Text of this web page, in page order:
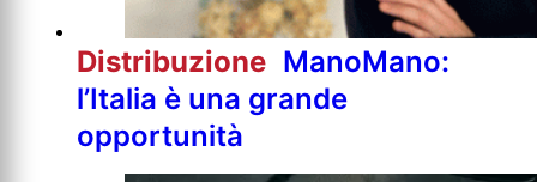
Distribuzione ManoMano:
l’Italia è una grande
opportunità